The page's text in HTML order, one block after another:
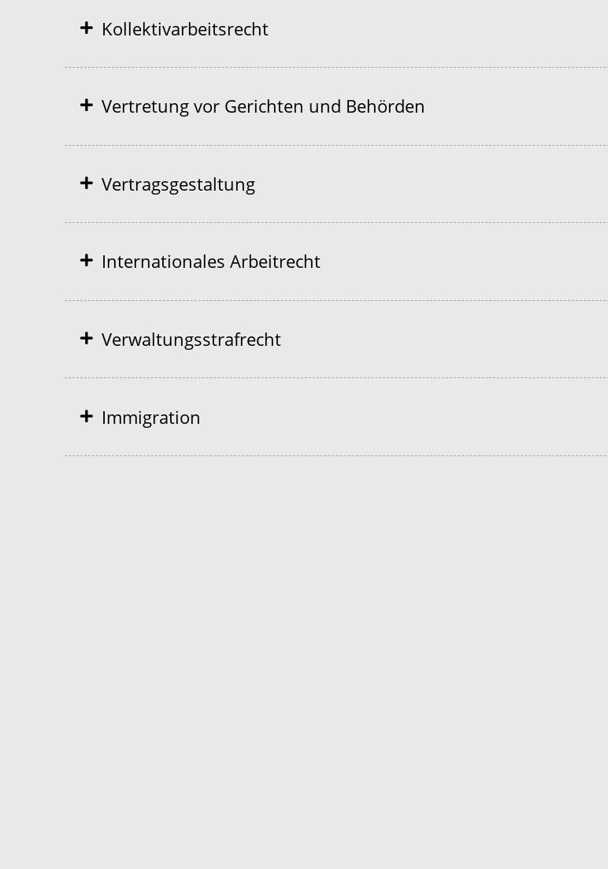
Kollektivarbeitsrecht
Vertretung vor Gerichten und Behörden
Vertragsgestaltung
Internationales Arbeitrecht
Verwaltungsstrafrecht
Immigration